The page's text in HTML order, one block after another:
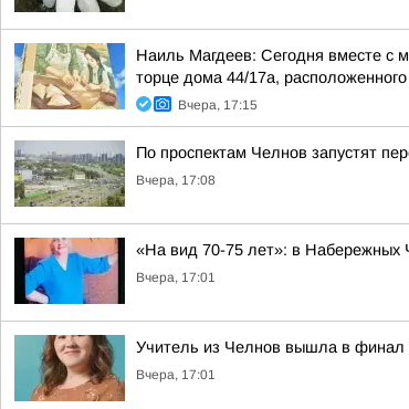
Наиль Магдеев: Сегодня вместе с
торце дома 44/17а,
Вчера, 17:15
По проспектам Челнов запустят
Вчера, 17:08
«На вид 70-75 лет»: в Набережных
Вчера, 17:01
Учитель из Челнов вышла в финал
Вчера, 17:01